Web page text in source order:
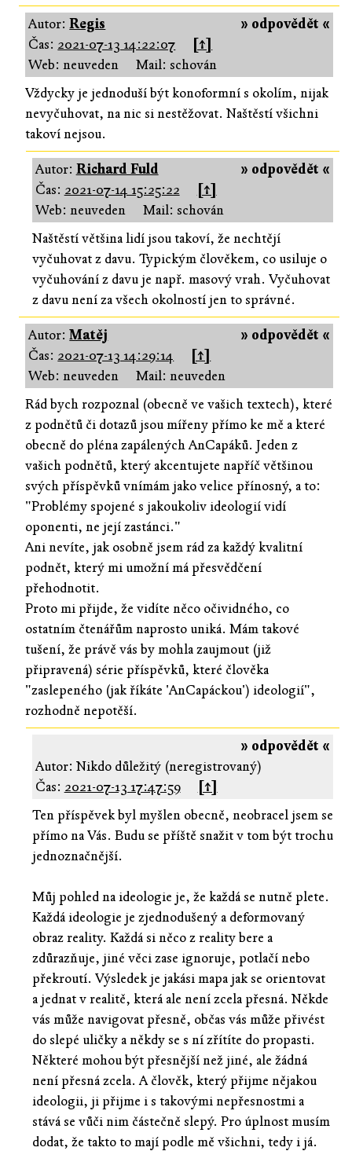
» odpovědět «
Autor:Regis
Čas: 2021-07-13 14:22:07
[↑]
Web: neuveden
Mail: schován
Vždycky je jednoduší být konoformní s okolím, nijak
nevyčuhovat, na nic si nestěžovat. Naštěstí všichni
takoví nejsou.
» odpovědět «
Autor: Richard Fuld
Čas: 2021-07-14 15:25:22
[↑]
Web: neuveden
Mail: schován
Naštěstí většina lidí jsou takoví, že nechtějí
vyčuhovat z davu. Typickým člověkem, co usiluje o
vyčuhování z davu je např. masový vrah. Vyčuhovat
z davu není za všech okolností jen to správné.
» odpovědět «
Autor:Matěj
Čas: 2021-07-13 14:29:14
[↑]
Web: neuveden
Mail: neuveden
Rád bych rozpoznal (obecně ve vašich textech), které
z podnětů či dotazů jsou mířeny přímo ke mě a které
obecně do pléna zapálených AnCapáků. Jeden z
vašich podnětů, který akcentujete napříč většinou
svých příspěvků vnímám jako velice přínosný, a to:
"Problémy spojené s jakoukoliv ideologií vidí
oponenti, ne její zastánci."
Ani nevíte, jak osobně jsem rád za každý kvalitní
podnět, který mi umožní má přesvědčení
přehodnotit.
Proto mi přijde, že vidíte něco očividného, co
ostatním čtenářům naprosto uniká. Mám takové
tušení, že právě vás by mohla zaujmout (již
připravená) série příspěvků, které člověka
"zaslepeného (jak říkáte 'AnCapáckou') ideologií",
rozhodně nepotěší.
» odpovědět «
Autor: Nikdo důležitý (neregistrovaný)
Čas: 2021-07-13 17:47:59
[↑]
Ten příspěvek byl myšlen obecně, neobracel jsem se
přímo na Vás. Budu se příště snažit v tom být trochu
jednoznačnější.
Můj pohled na ideologie je, že každá se nutně plete.
Každá ideologie je zjednodušený a deformovaný
obraz reality. Každá si něco z reality bere a
zdůrazňuje, jiné věci zase ignoruje, potlačí nebo
překroutí. Výsledek je jakási mapa jak se orientovat
a jednat v realitě, která ale není zcela přesná. Někde
vás může navigovat přesně, občas vás může přivést
do slepé uličky a někdy se s ní zřítíte do propasti.
Některé mohou být přesnější než jiné, ale žádná
není přesná zcela. A člověk, který přijme nějakou
ideologii, ji přijme i s takovými nepřesnostmi a
stává se vůči nim částečně slepý. Pro úplnost musím
dodat, že takto to mají podle mě všichni, tedy i já.